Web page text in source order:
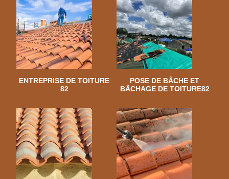
ENTREPRISE DE TOITURE
82
POSE DE BÂCHE ET
BÂCHAGE DE TOITURE82